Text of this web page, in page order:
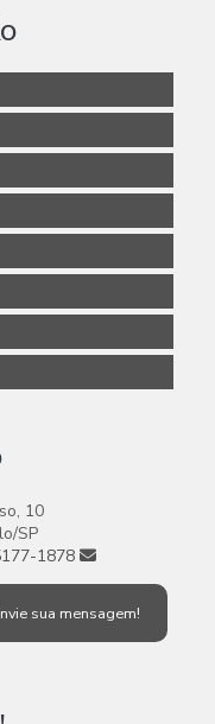
10
SP
1878
sua mensagem!